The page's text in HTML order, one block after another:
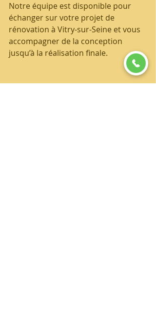
Notre équipe est disponible pour
échanger sur votre projet de
rénovation à Vitry-sur-Seine et vous
accompagner de la conception
jusqu’à la réalisation finale.